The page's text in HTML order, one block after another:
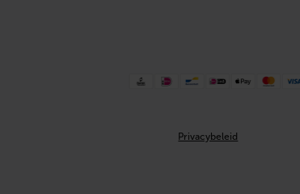
Privacybeleid